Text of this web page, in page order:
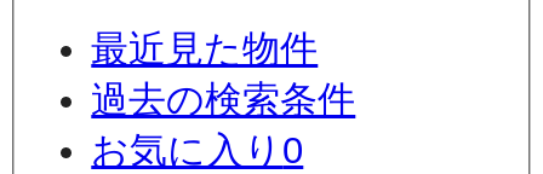
最近見た物件
過去の検索条件
お気に入り 0